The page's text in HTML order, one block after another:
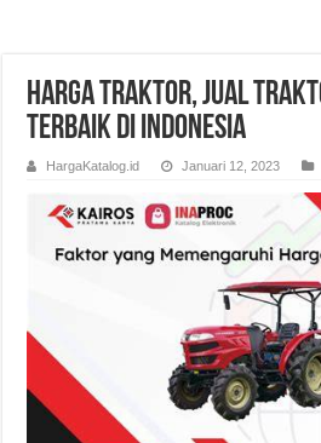
Harga Traktor, Jual
Terbaik di Indonesia
HargaKatalog.id Januari 12, 2023